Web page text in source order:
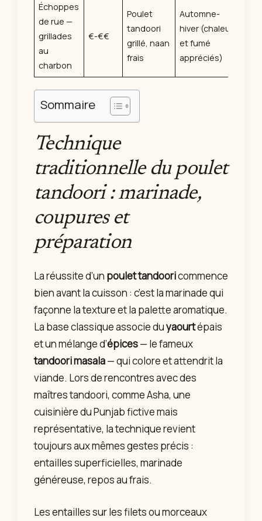
Échoppes
de rue —
grillades
au
charbon
€-€€
Poulet
tandoori
grillé, naan
frais
Automne-
hiver (chaleur
et fumé
appréciés)
Sommaire
Technique
traditionnelle du poulet
tandoori : marinade,
coupures et
préparation
La réussite d’un poulet tandooricommence
bien avant la cuisson : c’est la marinade qui
façonne la texture et la palette aromatique.
La base classique associe duyaourtépais
et un mélange d’épices— le fameux
tandoori masala— qui colore et attendrit la
viande. Lors de rencontres avec des
maîtres tandoori, comme Asha, une
cuisinière du Punjab fictive mais
représentative, la technique revient
toujours aux mêmes gestes précis :
entailles superficielles, marinade
généreuse, repos au frais.
Les entailles sur les filets ou morceaux